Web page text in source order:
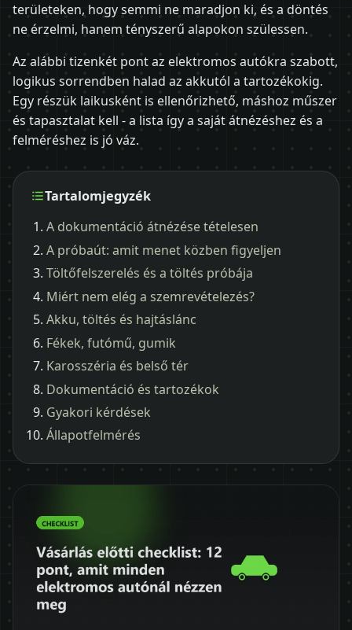
területeken, hogy semmi ne maradjon ki, és a döntés
ne érzelmi, hanem tényszerű alapokon szülessen.
Az alábbi tizenkét pont az elektromos autókra szabott,
logikus sorrendben halad az akkutól a tartozékokig.
Egy részük laikusként is ellenőrizhető, máshoz műszer
és tapasztalat kell - a lista így a saját átnézéshez és a
felméréshez is jó váz.
Tartalomjegyzék
A dokumentáció átnézése tételesen
A próbaút: amit menet közben figyeljen
Töltőfelszerelés és a töltés próbája
Miért nem elég a szemrevételezés?
Akku, töltés és hajtáslánc
Fékek, futómű, gumik
Karosszéria és belső tér
Dokumentáció és tartozékok
Gyakori kérdések
Állapotfelmérés